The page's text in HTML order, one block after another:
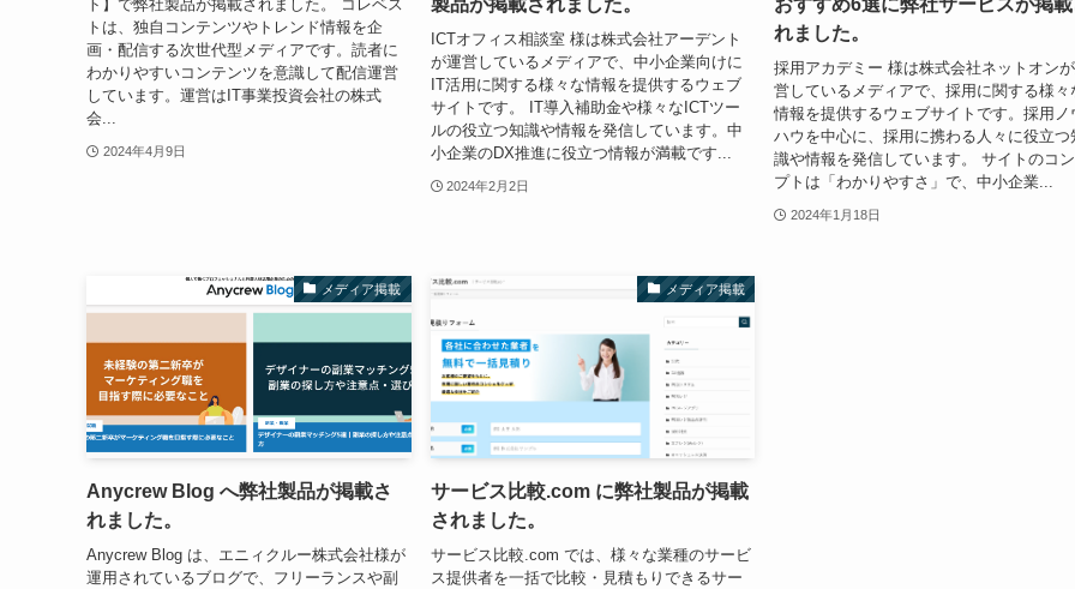
ト】で弊社製品が掲載されました。 コレベス
トは、独自コンテンツやトレンド情報を企
画・配信する次世代型メディアです。読者に
わかりやすいコンテンツを意識して配信運営
しています。運営はIT事業投資会社の株式
会...
2024年4月9日
製品が掲載されました。
ICTオフィス相談室 様は株式会社アーデント
が運営しているメディアで、中小企業向けに
IT活用に関する様々な情報を提供するウェブ
サイトです。 IT導入補助金や様々なICTツー
ルの役立つ知識や情報を発信しています。中
小企業のDX推進に役立つ情報が満載です...
2024年2月2日
おすすめ6選に弊社サービスが掲載
れました。
採用アカデミー 様は株式会社ネットオン
営しているメディアで、採用に関する様々
情報を提供するウェブサイトです。採用ノ
ハウを中心に、採用に携わる人々に役立つ
識や情報を発信しています。 サイトのコ
プトは「わかりやすさ」で、中小企業...
2024年1月18日
メディア掲載
Anycrew Blog へ弊社製品が掲載さ
れました。
Anycrew Blog は、エニィクルー株式会社様が
運用されているブログで、フリーランスや副
メディア掲載
サービス比較.com に弊社製品が掲載
されました。
サービス比較.com では、様々な業種のサービ
ス提供者を一括で比較・見積もりできるサー